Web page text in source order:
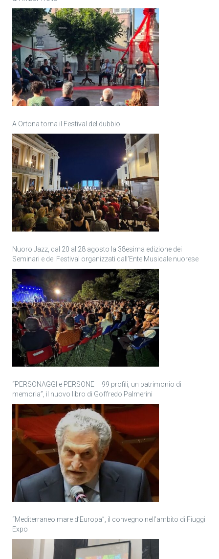
A Ortona torna il Festival del dubbio
Nuoro Jazz, dal 20 al 28 agosto la 38esima edizione dei
Seminari e del Festival organizzati dall’Ente Musicale nuorese
“PERSONAGGI e PERSONE – 99 profili, un patrimonio di
memoria”, il nuovo libro di Goffredo Palmerini
“Mediterraneo mare d’Europa”, il convegno nell’ambito di Fiuggi
Expo